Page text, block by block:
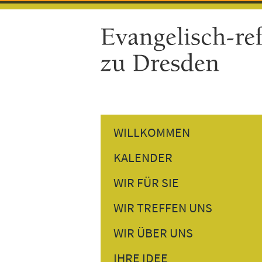
WILLKOMMEN
KALENDER
GOTTESDIENSTE
GEMEINDETERMINE
WIR FÜR SIE
PREDIGTEN NACHHÖREN
PERSÖNLICHES GESPRÄCH
WIR TREFFEN UNS
DONNERSTAGSTREFF
GESPRÄCH AM NACHMITTAG
WIR ÜBER UNS
UNSER PFARRER
IHRE IDEE